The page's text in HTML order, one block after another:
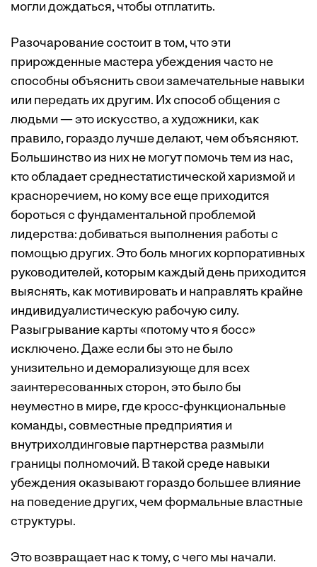
могли дождаться, чтобы отплатить.
Разочарование состоит в том, что эти
прирожденные мастера убеждения часто не
способны объяснить свои замечательные навыки
или передать их другим. Их способ общения с
людьми — это искусство, а художники, как
правило, гораздо лучше делают, чем объясняют.
Большинство из них не могут помочь тем из нас,
кто обладает среднестатистической харизмой и
красноречием, но кому все еще приходится
бороться с фундаментальной проблемой
лидерства: добиваться выполнения работы с
помощью других. Это боль многих корпоративных
руководителей, которым каждый день приходится
выяснять, как мотивировать и направлять крайне
индивидуалистическую рабочую силу.
Разыгрывание карты «потому что я босс»
исключено. Даже если бы это не было
унизительно и деморализующе для всех
заинтересованных сторон, это было бы
неуместно в мире, где кросс-функциональные
команды, совместные предприятия и
внутрихолдинговые партнерства размыли
границы полномочий. В такой среде навыки
убеждения оказывают гораздо большее влияние
на поведение других, чем формальные властные
структуры.
Это возвращает нас к тому, с чего мы начали.